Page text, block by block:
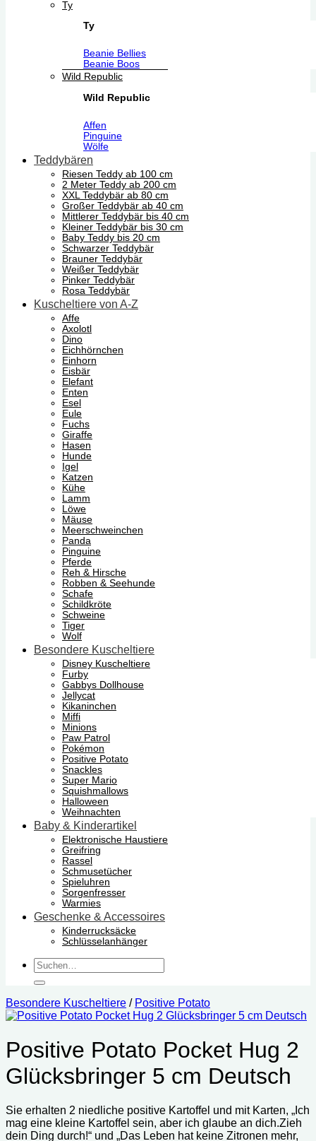
Ty
Ty
Beanie Bellies
Beanie Boos
Wild Republic
Wild Republic
Affen
Pinguine
Wölfe
Teddybären
Riesen Teddy ab 100 cm
2 Meter Teddy ab 200 cm
XXL Teddybär ab 80 cm
Großer Teddybär ab 40 cm
Mittlerer Teddybär bis 40 cm
Kleiner Teddybär bis 30 cm
Baby Teddy bis 20 cm
Schwarzer Teddybär
Brauner Teddybär
Weißer Teddybär
Pinker Teddybär
Rosa Teddybär
Kuscheltiere von A-Z
Affe
Axolotl
Dino
Eichhörnchen
Einhorn
Eisbär
Elefant
Enten
Esel
Eule
Fuchs
Giraffe
Hasen
Hunde
Igel
Katzen
Kühe
Lamm
Löwe
Mäuse
Meerschweinchen
Panda
Pinguine
Pferde
Reh & Hirsche
Robben & Seehunde
Schafe
Schildkröte
Schweine
Tiger
Wolf
Besondere Kuscheltiere
Disney Kuscheltiere
Furby
Gabbys Dollhouse
Jellycat
Kikaninchen
Miffi
Minions
Paw Patrol
Pokémon
Positive Potato
Snackles
Super Mario
Squishmallows
Halloween
Weihnachten
Baby & Kinderartikel
Elektronische Haustiere
Greifring
Rassel
Schmusetücher
Spieluhren
Sorgenfresser
Warmies
Geschenke & Accessoires
Kinderrucksäcke
Schlüsselanhänger
Suchen
nach:
Besondere Kuscheltiere / Positive Potato
Positive Potato Pocket Hug 2
Glücksbringer 5 cm Deutsch
Sie erhalten 2 niedliche positive Kartoffel und mit Karten, „Ich
mag eine kleine Kartoffel sein, aber ich glaube an dich.Zieh
dein Ding durch!“ und „Das Leben hat keine Zitronen mehr,